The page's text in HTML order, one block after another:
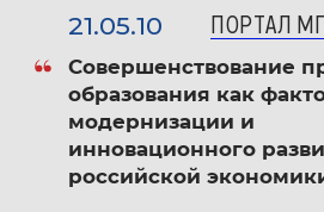
промышленности и торговли
и международных
России.
В круг научных интересов
21.05.10 ПОРТАЛ
Совершенствование
образования как
модернизации и
инновационного
российской